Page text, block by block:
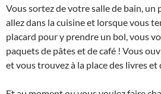
Vous sortez de votre salle de bain, un
allez dans la cuisine et lorsque vous
placard pour y prendre un bol, vous
paquets de pâtes et de café ! Vous
et vous trouvez à la place des livres et